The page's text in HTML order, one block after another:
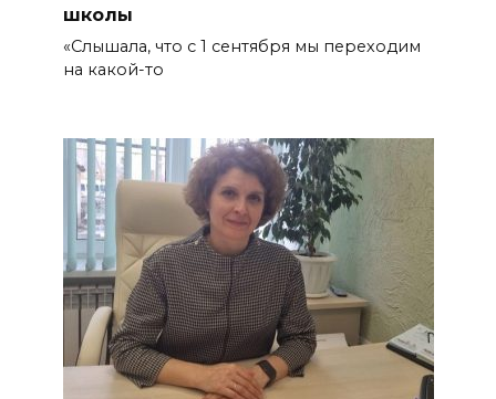
школы
«Слышала, что с 1 сентября мы переходим
на какой-то